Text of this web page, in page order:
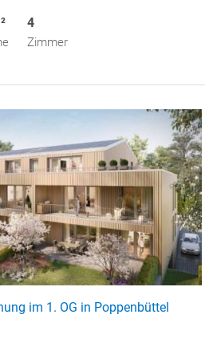
4
Zimmer
im 1. OG in Poppenbüttel